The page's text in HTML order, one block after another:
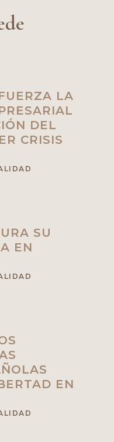
LA
DEL
CRISIS
SU
EN
EN